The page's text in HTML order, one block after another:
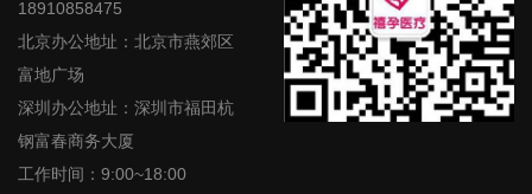
18910858475
北京办公地址：北京市燕郊区
富地广场
深圳办公地址：深圳市福田杭
钢富春商务大厦
工作时间：9:00~18:00